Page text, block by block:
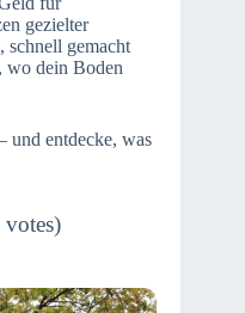
gezielter
schnell gemacht
wo dein Boden
und entdecke, was